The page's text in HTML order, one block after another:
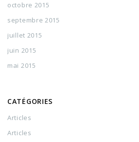
octobre 2015
septembre 2015
juillet 2015
juin 2015
mai 2015
CATÉGORIES
Articles
Articles